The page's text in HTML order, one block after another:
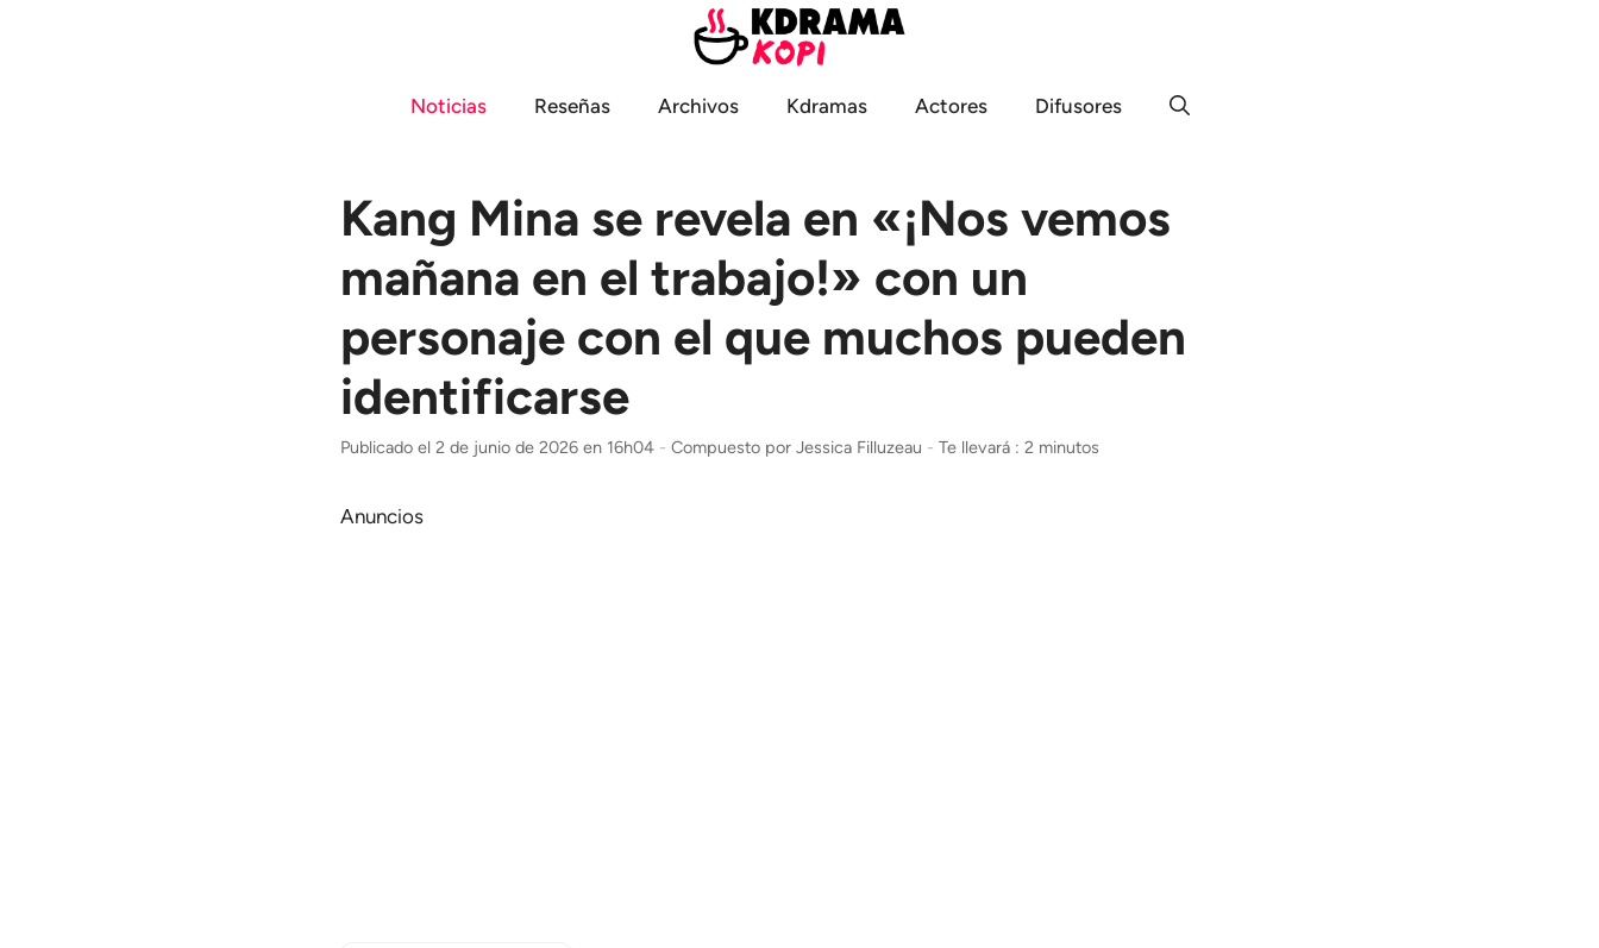
Noticias
Reseñas Archivos Kdramas Actores Difusores
Kang Mina se revela en «¡Nos vemos
mañana en el trabajo!» con un
personaje con el que muchos pueden
identificarse
Publicado el 2 de junio de 2026 en 16h04 - Compuesto por Jessica Filluzeau - Te llevará : 2 minutos
Anuncios